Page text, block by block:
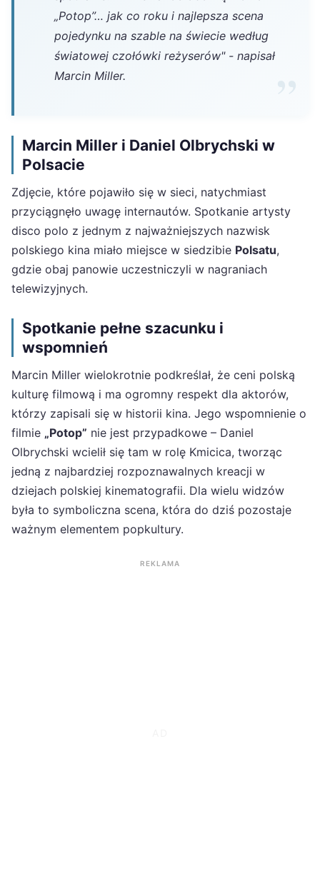
„Potop”… jak co roku i najlepsza scena
pojedynku na szable na świecie według
światowej czołówki reżyserów" - napisał
Marcin Miller.
Marcin Miller i Daniel Olbrychski w
Polsacie
Zdjęcie, które pojawiło się w sieci, natychmiast
przyciągnęło uwagę internautów. Spotkanie artysty
disco polo z jednym z najważniejszych nazwisk
polskiego kina miało miejsce w siedzibie Polsatu,
gdzie obaj panowie uczestniczyli w nagraniach
telewizyjnych.
Spotkanie pełne szacunku i
wspomnień
Marcin Miller wielokrotnie podkreślał, że ceni polską
kulturę filmową i ma ogromny respekt dla aktorów,
którzy zapisali się w historii kina. Jego wspomnienie o
filmie „Potop” nie jest przypadkowe – Daniel
Olbrychski wcielił się tam w rolę Kmicica, tworząc
jedną z najbardziej rozpoznawalnych kreacji w
dziejach polskiej kinematografii. Dla wielu widzów
była to symboliczna scena, która do dziś pozostaje
ważnym elementem popkultury.
REKLAMA